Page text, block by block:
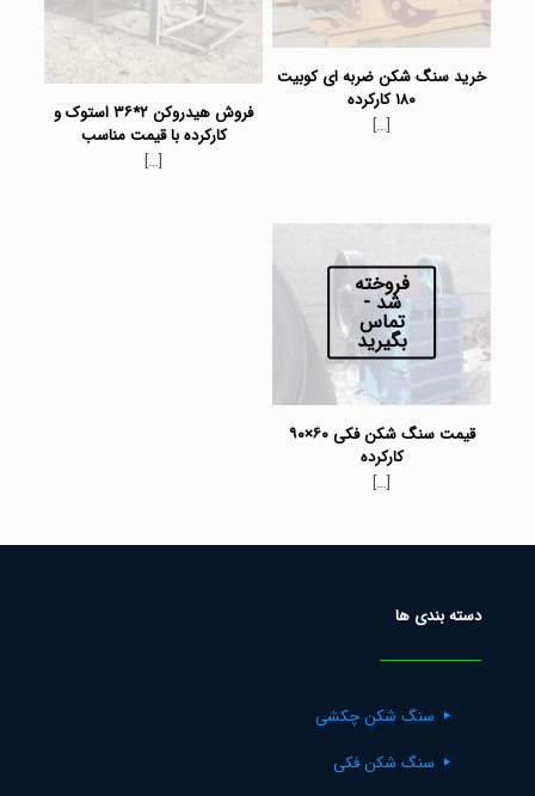
خرید سنگ شکن ضربه ای کوبیت
۱۸۰ کارکرده
[…]
فروش هیدروکن ۲*۳۶ استوک و
کارکرده با قیمت مناسب
[…]
فروخته
شد -
تماس
بگیرید
قیمت سنگ شکن فکی ۶۰×۹۰
کارکرده
[…]
دسته بندی ها
سنگ شکن چکشی
سنگ شکن فکی